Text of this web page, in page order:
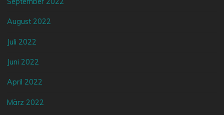
August 2022
Juli 2022
Juni 2022
April 2022
März 2022